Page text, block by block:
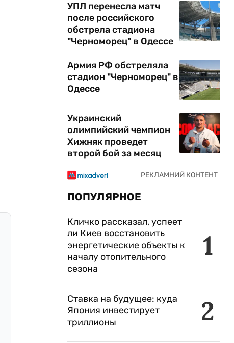
УПЛ перенесла матч
после российского
обстрела стадиона
"Черноморец" в Одессе
Армия РФ обстреляла
стадион "Черноморец" в
Одессе
Украинский
олимпийский чемпион
Хижняк проведет
второй бой за месяц
ПОПУЛЯРНОЕ
1
Кличко рассказал, успеет
ли Киев восстановить
энергетические объекты к
началу отопительного
сезона
2
Ставка на будущее: куда
Япония инвестирует
триллионы